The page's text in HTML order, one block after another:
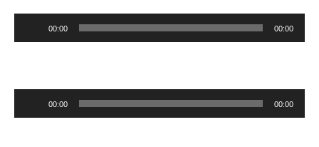
00:00 00:00
00:00 00:00